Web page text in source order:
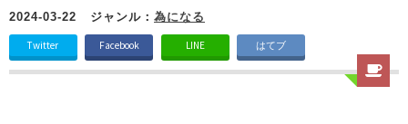
2024-03-22 ジャンル： 為になる
Twitter Facebook LINE はてブ